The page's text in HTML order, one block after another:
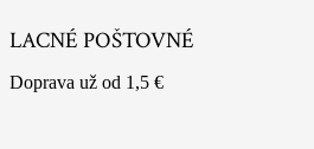
LACNÉ POŠTOVNÉ
Doprava už od 1,5 €